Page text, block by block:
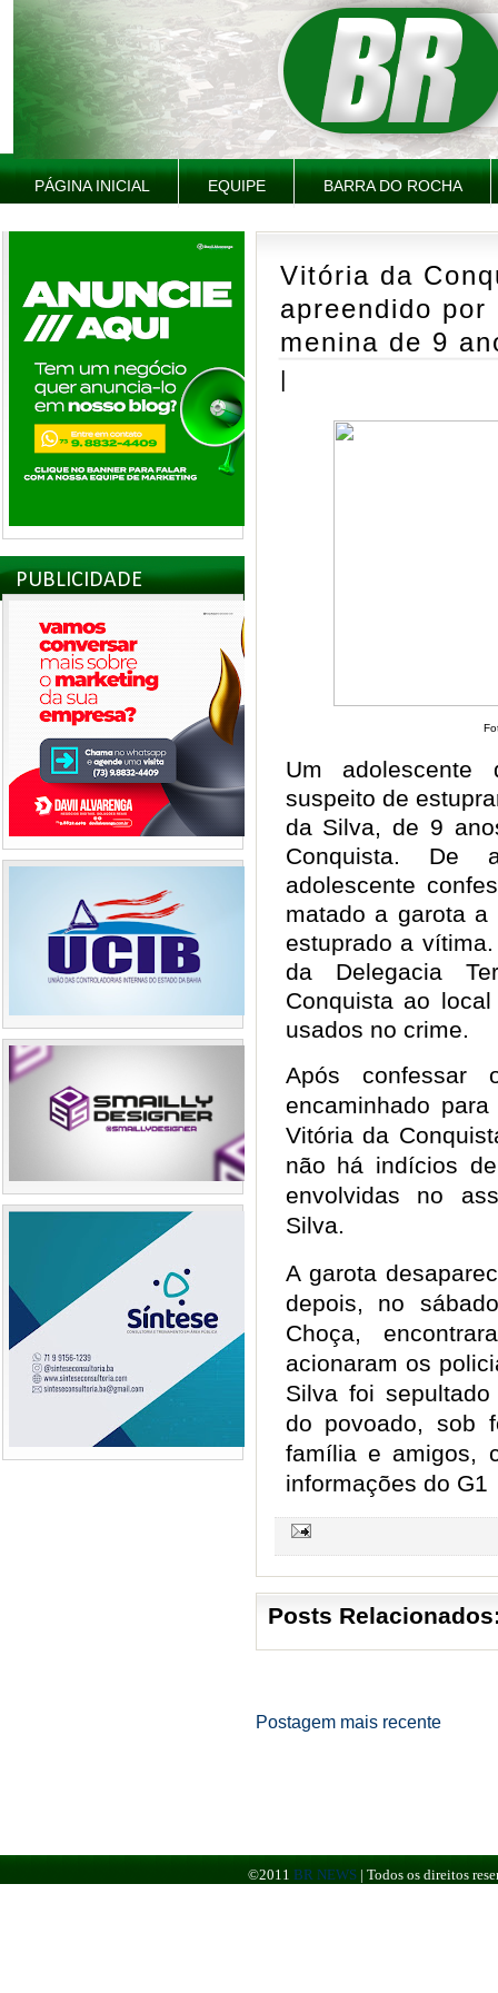
PÁGINA INICIAL EQUIPE BARRA DO ROCHA
PUBLICIDADE
Vitória da
apreendido
menina de 9
|
Um
suspeito de
da Silva, de 9
Conquista.
adolescente
matado a garota
estuprado a
da Delegacia
Conquista ao
usados no crime.
Após confessar
encaminhado
Vitória da
não há indícios
envolvidas no
Silva.
A garota
depois, no
Choça,
acionaram os
Silva foi
do povoado, sob
família e amigos,
informações do G1
Posts
Postagem mais recente
©2011 BR NEWS | Todos os direitos